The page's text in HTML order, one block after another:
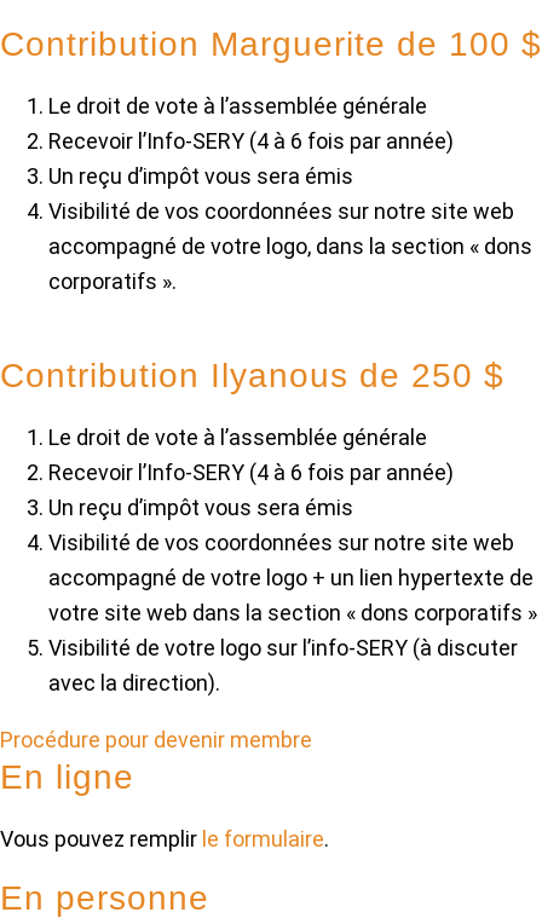
Contribution Marguerite de 100 $
Le droit de vote à l’assemblée générale
Recevoir l’Info-SERY (4 à 6 fois par année)
Un reçu d’impôt vous sera émis
Visibilité de vos coordonnées sur notre site web
accompagné de votre logo, dans la section « dons
corporatifs ».
Contribution Ilyanous de 250 $
Le droit de vote à l’assemblée générale
Recevoir l’Info-SERY (4 à 6 fois par année)
Un reçu d’impôt vous sera émis
Visibilité de vos coordonnées sur notre site web
accompagné de votre logo + un lien hypertexte de
votre site web dans la section « dons corporatifs »
Visibilité de votre logo sur l’info-SERY (à discuter
avec la direction).
Procédure pour devenir membre
En ligne
Vous pouvez remplir le formulaire.
En personne